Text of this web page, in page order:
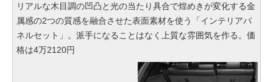
リアルな木目調の凹凸と光の当たり具合で煌めきが変化する金
属感の2つの質感を融合させた表面素材を使う「インテリアパ
ネルセット」。派手になることはなく上質な雰囲気を作る。価
格は4万2120円